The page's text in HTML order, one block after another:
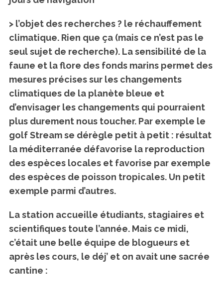
> l’objet des recherches ? le réchauffement
climatique. Rien que ça (mais ce n’est pas le
seul sujet de recherche). La sensibilité de la
faune et la flore des fonds marins permet des
mesures précises sur les changements
climatiques de la planète bleue et
d’envisager les changements qui pourraient
plus durement nous toucher. Par exemple le
golf Stream se dérègle petit à petit : résultat
la méditerranée défavorise la reproduction
des espèces locales et favorise par exemple
des espèces de poisson tropicales. Un petit
exemple parmi d’autres.
La station accueille étudiants, stagiaires et
scientifiques toute l’année. Mais ce midi,
c’était une belle équipe de blogueurs et
après les cours, le déj’ et on avait une sacrée
cantine :